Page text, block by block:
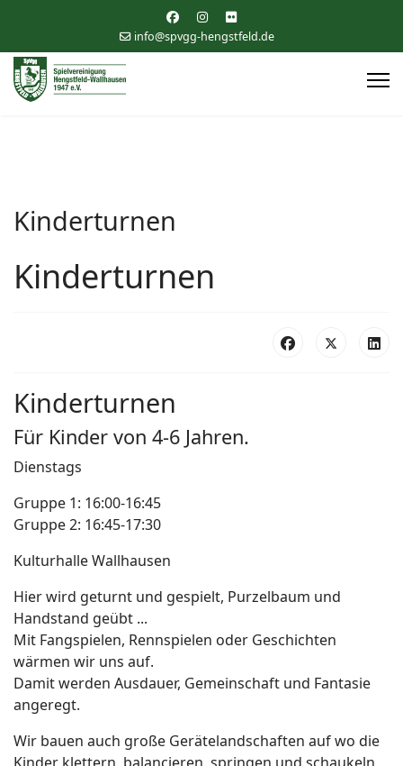
info@spvgg-hengstfeld.de
Kinderturnen
Kinderturnen
Kinderturnen
Für Kinder von 4-6 Jahren.
Dienstags
Gruppe 1: 16:00-16:45
Gruppe 2: 16:45-17:30
Kulturhalle Wallhausen
Hier wird geturnt und gespielt, Purzelbaum und
Handstand geübt ...
Mit Fangspielen, Rennspielen oder Geschichten
wärmen wir uns auf.
Damit werden Ausdauer, Gemeinschaft und Fantasie
angeregt.
Wir bauen auch große Gerätelandschaften auf wo die